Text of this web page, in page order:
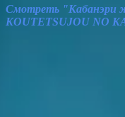
Смотреть "Кабанэри
KOUTETSUJOU NO